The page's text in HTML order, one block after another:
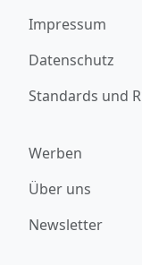
Impressum
Datenschutz
Standards und
Werben
Über uns
Newsletter